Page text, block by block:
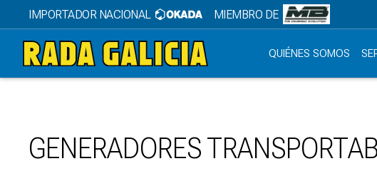
IMPORTADOR NACIONAL MIEMBRO DE
QUIÉNES SOMOS
GENERADORES